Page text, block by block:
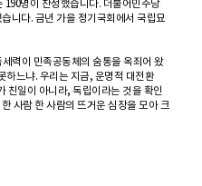
190명이 찬성했습니다. 더불어민주당
니다. 금년 가을 정기국회에서 국립묘
력이 민족공동체의 숨통을 옥죄어 왔
하느냐. 우리는 지금, 운명적 대전환
친일이 아니라, 독립이라는 것을 확인
사람 한 사람의 뜨거운 심장을 모아 크